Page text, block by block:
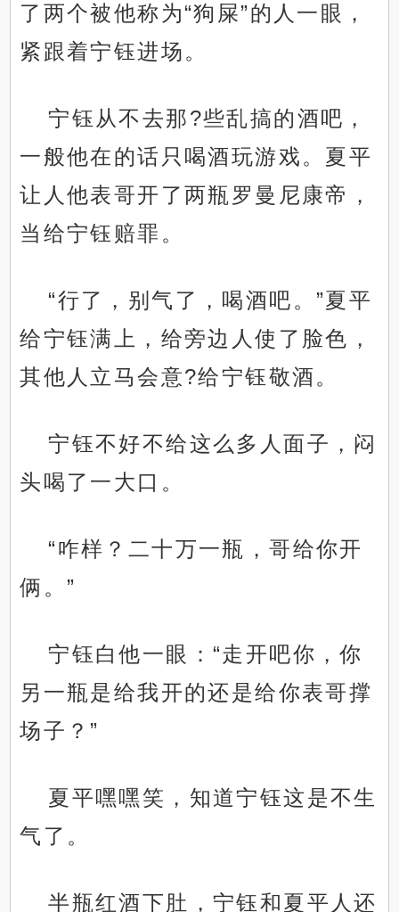
了两个被他称为“狗屎”的人一眼，
紧跟着宁钰进场。
宁钰从不去那?些乱搞的酒吧，
一般他在的话只喝酒玩游戏。夏平
让人他表哥开了两瓶罗曼尼康帝，
当给宁钰赔罪。
“行了，别气了，喝酒吧。”夏平
给宁钰满上，给旁边人使了脸色，
其他人立马会意?给宁钰敬酒。
宁钰不好不给这么多人面子，闷
头喝了一大口。
“咋样？二十万一瓶，哥给你开
俩。”
宁钰白他一眼：“走开吧你，你
另一瓶是给我开的还是给你表哥撑
场子？”
夏平嘿嘿笑，知道宁钰这是不生
气了。
半瓶红酒下肚，宁钰和夏平人还